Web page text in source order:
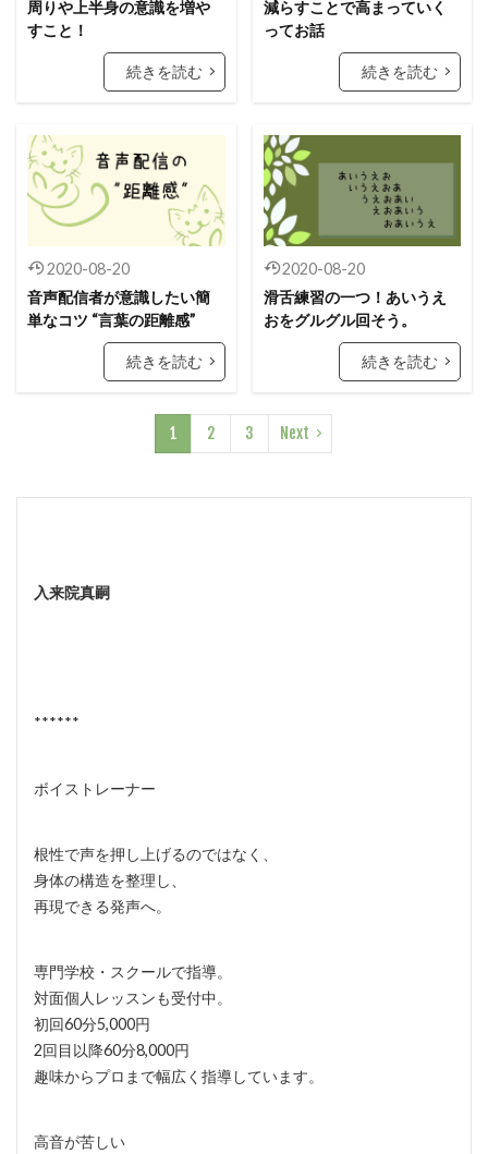
周りや上半身の意識を増や
すこと！
続きを読む
減らすことで高まっていく
ってお話
続きを読む
2020-08-20
音声配信者が意識したい簡
単なコツ “言葉の距離感”
続きを読む
2020-08-20
滑舌練習の一つ！あいうえ
おをグルグル回そう。
続きを読む
1 2 3 Next
入来院真嗣
******
ボイストレーナー
根性で声を押し上げるのではなく、
身体の構造を整理し、
再現できる発声へ。
専門学校・スクールで指導。
対面個人レッスンも受付中。
初回60分5,000円
2回目以降60分8,000円
趣味からプロまで幅広く指導しています。
高音が苦しい